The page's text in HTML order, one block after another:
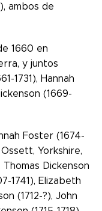
ambos de
1660 en
y juntos
1731), Hannah
(1669-
Foster (1674-
Yorkshire,
Dickenson
1741), Elizabeth
(1712-?), John